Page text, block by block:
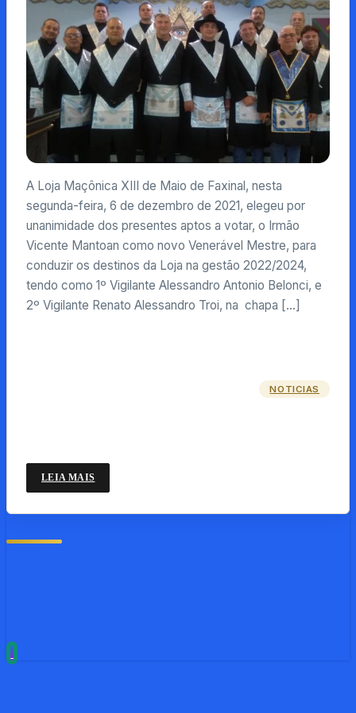
A Loja Maçônica XIII de Maio de Faxinal, nesta
segunda-feira, 6 de dezembro de 2021, elegeu por
unanimidade dos presentes aptos a votar, o Irmão
Vicente Mantoan como novo Venerável Mestre, para
conduzir os destinos da Loja na gestão 2022/2024,
tendo como 1º Vigilante Alessandro Antonio Belonci, e
2º Vigilante Renato Alessandro Troi, na chapa […]
NOTICIAS
LEIA MAIS